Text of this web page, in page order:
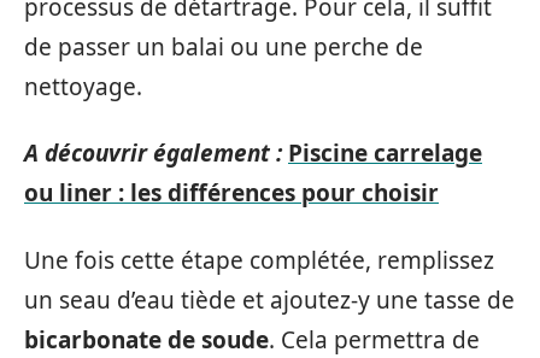
processus de détartrage. Pour cela, il suffit
de passer un balai ou une perche de
nettoyage.
A découvrir également : Piscine carrelage
ou liner : les différences pour choisir
Une fois cette étape complétée, remplissez
un seau d’eau tiède et ajoutez-y une tasse de
bicarbonate de soude. Cela permettra de